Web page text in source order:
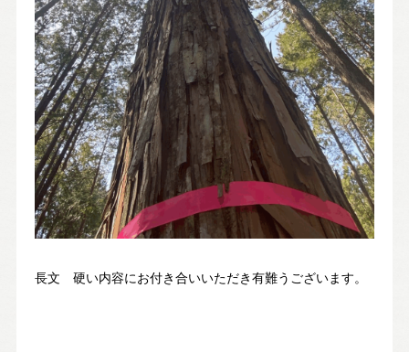
長文 硬い内容にお付き合いいただき有難うございます。